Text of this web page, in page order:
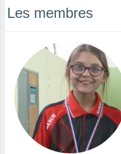
Les membres